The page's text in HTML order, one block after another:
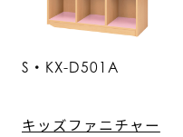
S・KX-D501A
キッズファニチャー